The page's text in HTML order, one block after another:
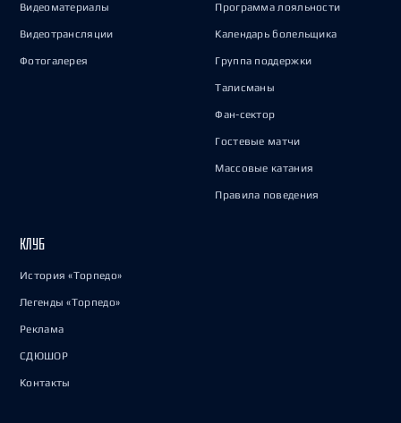
Видеоматериалы
Видеотрансляции
Фотогалерея
Программа лояльности
Календарь болельщика
Группа поддержки
Талисманы
Фан-сектор
Гостевые матчи
Массовые катания
Правила поведения
КЛУБ
История «Торпедо»
Легенды «Торпедо»
Реклама
СДЮШОР
Контакты